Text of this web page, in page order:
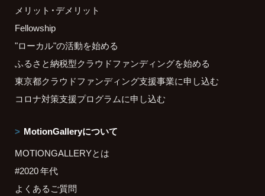
メリット・デメリット
Fellowship
"ローカル"の活動を始める
ふるさと納税型クラウドファンディングを始める
東京都クラウドファンディング支援事業に申し込む
コロナ対策支援プログラムに申し込む
MotionGalleryについて
MOTIONGALLERYとは
#2020 年代
よくあるご質問